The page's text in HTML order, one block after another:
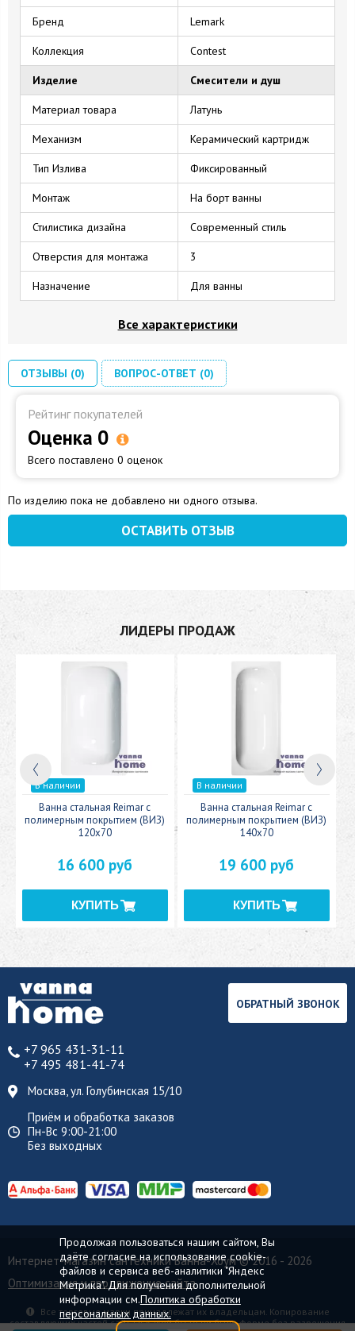
Бренд Lemark
Коллекция Contest
Изделие Смесители и душ
Материал товара Латунь
Механизм Керамический картридж
Тип Излива Фиксированный
Монтаж На борт ванны
Стилистика дизайна Современный стиль
Отверстия для монтажа 3
Назначение Для ванны
Все характеристики
ОТЗЫВЫ (0) ВОПРОС-ОТВЕТ (0)
Рейтинг покупателей
Оценка 0
Всего поставлено 0 оценок
По изделию пока не добавлено ни одного отзыва.
ОСТАВИТЬ ОТЗЫВ
ЛИДЕРЫ ПРОДАЖ
В наличии
Ванна стальная Reimar с
полимерным покрытием (ВИЗ)
120x70
16 600 руб
В наличии
Ванна стальная Reimar с
полимерным покрытием (ВИЗ)
140x70
19 600 руб
+7 965 431-31-11
+7 495 481-41-74
Москва, ул. Голубинская 15/10
Приём и обработка заказов
Пн-Вс 9:00-21:00
Без выходных
ОБРАТНЫЙ ЗВОНОК
Интернет-магазин сантехники Ванна-Хоум© 2016 - 2026
Оптимизация и продвижение сайта
Все торговые марки принадлежат их владельцам. Копирование
составляющих частей сайта в какой бы то ни было форме без разрешения
Продолжая пользоваться нашим сайтом, Вы
даёте согласие на использование cookie-
файлов и сервиса веб-аналитики "Яндекс
Метрика". Для получения дополнительной
информации см.Политика обработки
персональных данных.